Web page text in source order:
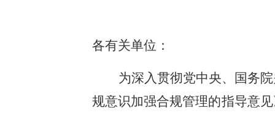
各有关单位：
为深入贯彻党中央、国务
规意识加强合规管理的指导意